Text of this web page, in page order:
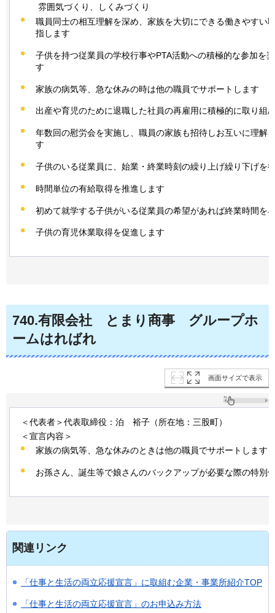
雰囲気づくり、しくみづくり
職員同士の相互理解を深め、家族を大切にできる働きやすい
指します
子供を持つ従業員の学校行事やPTA活動への積極的な参加を
す
家族の病気等、急な休みの時は他の職員でサポートします
出産や育児のために退職した社員の再雇用に積極的に取り組
年数回の慰労会を実施し、職員の家族も招待しお互いに理解
す
子供のいる従業員に、始業・終業時刻の繰り上げ繰り下げを
時間単位の有給取得を推進します
初めて就学する子供がいる従業員の希望があれば終業時間を
子供の育児休業取得を促進します
740.有限会社 とまり商事
グループホ
ームはればれ
画面サイズで表示
＜代表者＞代表取締役：泊 裕子 （所在地：三股町）
＜宣言内容＞
家族の病気等、急な休みのときは他の職員でサポートします
お孫さん、誕生等で娘さんのバックアップが必要な際の特別
関連リンク
「仕事と生活の両立応援宣言」に取組む企業・事業所紹介TOP
「仕事と生活の両立応援宣言」のお申込み方法